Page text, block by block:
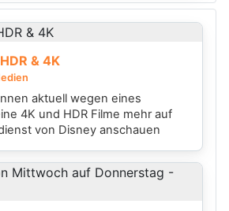
& 4K
aktuell wegen eines
4K und HDR Filme mehr auf
von Disney anschauen